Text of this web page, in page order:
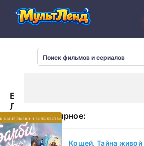
Барби:
Лебединое
озеро
(2003)
Популярное:
Кощей. Тайна